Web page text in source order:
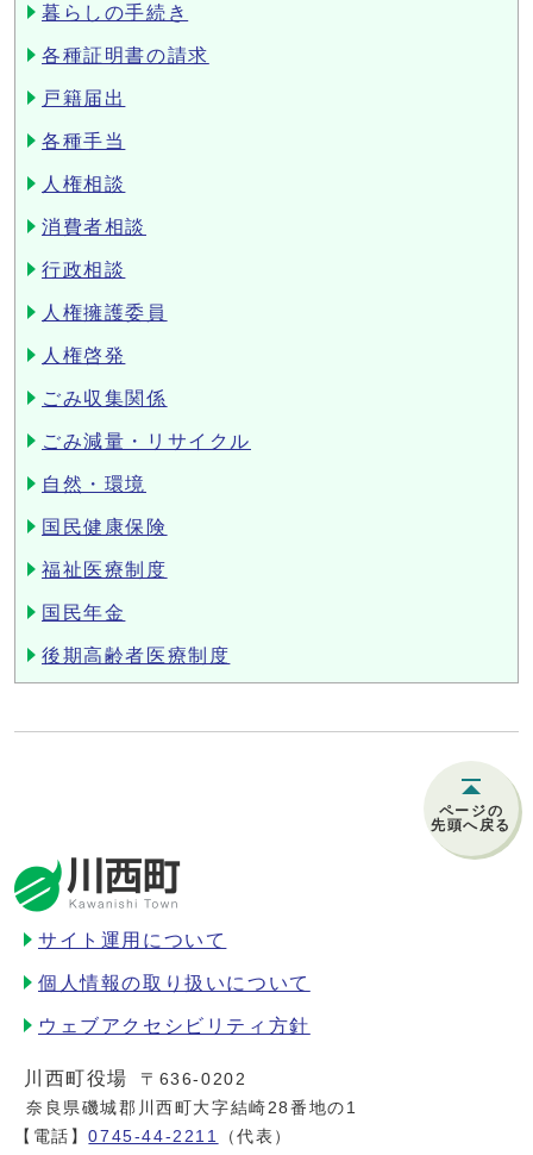
暮らしの手続き
各種証明書の請求
戸籍届出
各種手当
人権相談
消費者相談
行政相談
人権擁護委員
人権啓発
ごみ収集関係
ごみ減量・リサイクル
自然・環境
国民健康保険
福祉医療制度
国民年金
後期高齢者医療制度
ページの
先頭へ戻る
サイト運用について
個人情報の取り扱いについて
ウェブアクセシビリティ方針
川西町役場
〒636-0202
奈良県磯城郡川西町大字結崎28番地の1
【電話】0745-44-2211
（代表）